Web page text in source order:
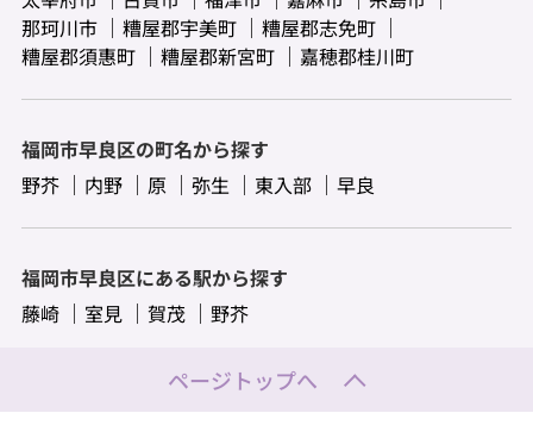
那珂川市
糟屋郡宇美町
糟屋郡志免町
糟屋郡須惠町
糟屋郡新宮町 嘉穂郡桂川町
福岡市早良区の町名から探す
野芥
内野 原 弥生 東入部 早良
福岡市早良区にある駅から探す
藤崎
室見 賀茂 野芥
ページトップへ